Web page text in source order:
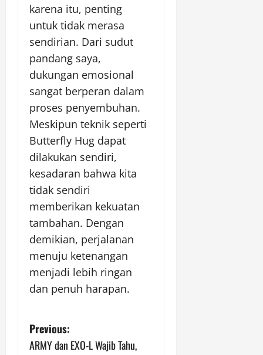
karena itu, penting
untuk tidak merasa
sendirian. Dari sudut
pandang saya,
dukungan emosional
sangat berperan dalam
proses penyembuhan.
Meskipun teknik seperti
Butterfly Hug dapat
dilakukan sendiri,
kesadaran bahwa kita
tidak sendiri
memberikan kekuatan
tambahan. Dengan
demikian, perjalanan
menuju ketenangan
menjadi lebih ringan
dan penuh harapan.
P
Previous:
ARMY dan EXO-L Wajib Tahu,